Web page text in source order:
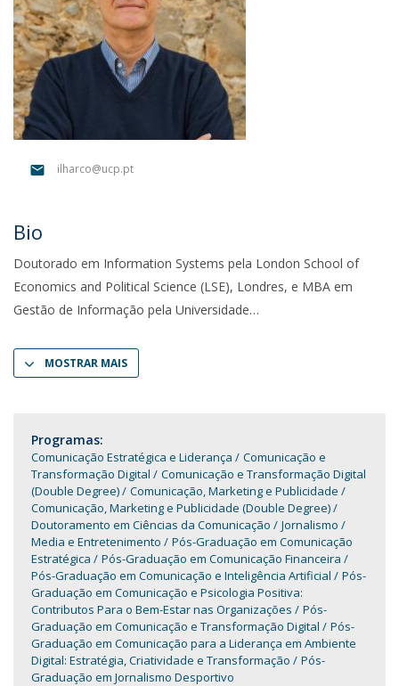
ilharco@ucp.pt
Bio
Doutorado em Information Systems pela London School of
Economics and Political Science (LSE), Londres, e MBA em
Gestão de Informação pela Universidade
MOSTRAR MAIS
Programas:
Comunicação Estratégica e Liderança
Comunicação e
Transformação Digital
Comunicação e Transformação Digital
(Double Degree)
Comunicação, Marketing e Publicidade
Comunicação, Marketing e Publicidade (Double Degree)
Doutoramento em Ciências da Comunicação
Jornalismo
Media e Entretenimento
Pós-Graduação em Comunicação
Estratégica
Pós-Graduação em Comunicação Financeira
Pós-Graduação em Comunicação e Inteligência Artificial
Pós-
Graduação em Comunicação e Psicologia Positiva:
Contributos Para o Bem-Estar nas Organizações
Pós-
Graduação em Comunicação e Transformação Digital
Pós-
Graduação em Comunicação para a Liderança em Ambiente
Digital: Estratégia, Criatividade e Transformação
Pós-
Graduação em Jornalismo Desportivo